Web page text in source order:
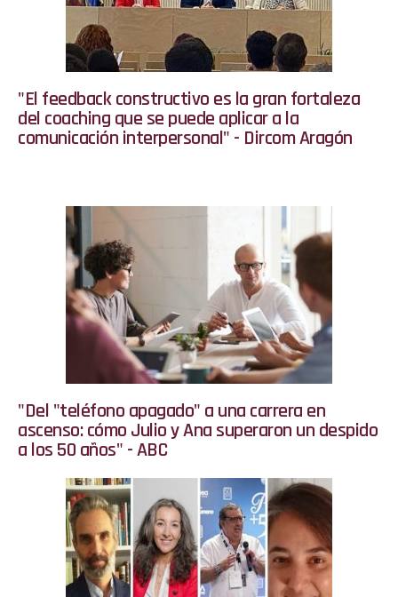
"El feedback constructivo es la gran fortaleza
del coaching que se puede aplicar a la
comunicación interpersonal" - Dircom Aragón
"Del "teléfono apagado" a una carrera en
ascenso: cómo Julio y Ana superaron un despido
a los 50 años" - ABC